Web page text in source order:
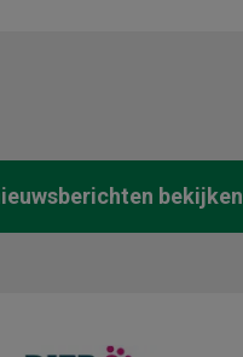
bekijken